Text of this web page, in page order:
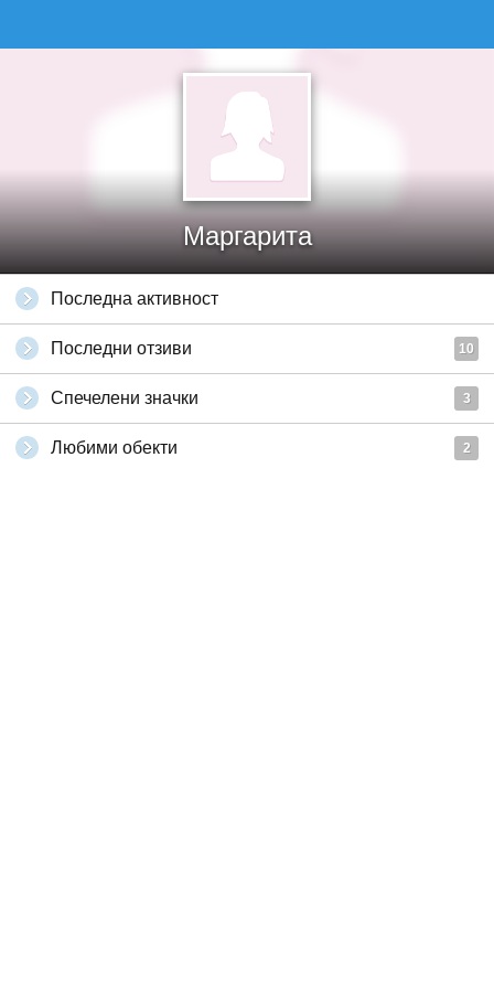
Маргарита
Последна активност
Последни отзиви 10
Спечелени значки 3
Любими обекти 2